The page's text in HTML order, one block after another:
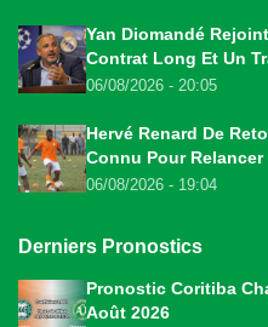
Yan Diomandé
Contrat Long Et Un
06/08/2026 - 20:05
Hervé Renard De
Connu Pour
06/08/2026 - 19:04
Derniers Pronostics
Pronostic Coritiba
Août 2026